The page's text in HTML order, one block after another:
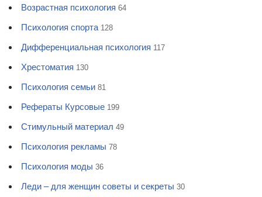
Возрастная психология 64
Психология спорта 128
Дифференциальная психология 117
Хрестоматия 130
Психология семьи 81
Рефераты Курсовые 199
Стимульный материал 49
Психология рекламы 78
Психология моды 36
Леди – для женщин советы и секреты 30